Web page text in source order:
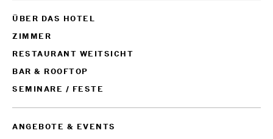
ÜBER DAS HOTEL
ZIMMER
RESTAURANT WEITSICHT
BAR & ROOFTOP
SEMINARE / FESTE
ANGEBOTE & EVENTS